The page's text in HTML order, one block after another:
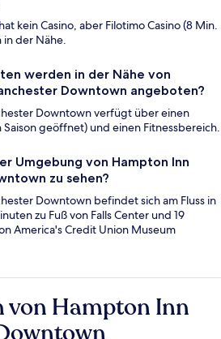
kein Casino, aber Filotimo Casino (8 Min.
in der Nähe.
werden in der Nähe von
Downtown angeboten?
Downtown verfügt über einen
geöffnet) und einen Fitnessbereich.
Umgebung von Hampton Inn
zu sehen?
Downtown befindet sich am Fluss in
zu Fuß von Falls Center und 19
America's Credit Union Museum
von Hampton Inn